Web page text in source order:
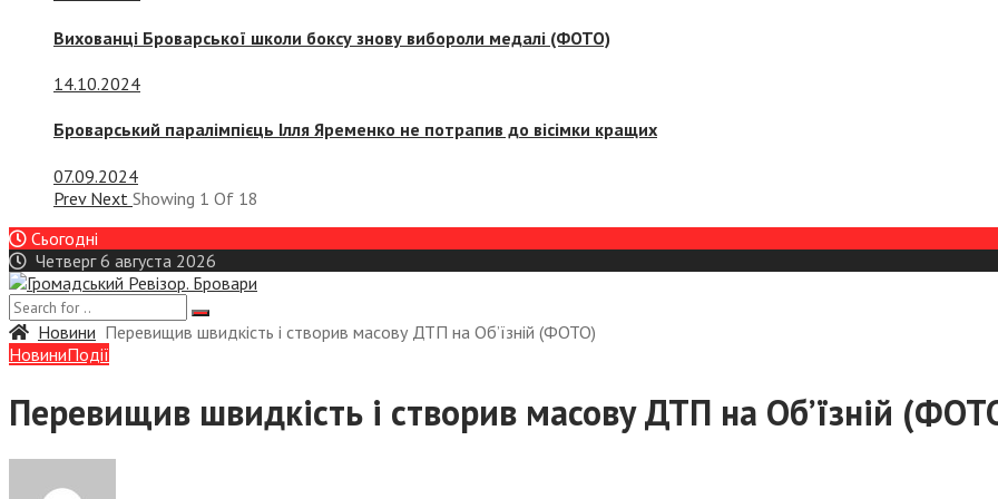
Вихованці Броварської школи боксу знову вибороли медалі (ФОТО)
14.10.2024
Броварський паралімпієць Ілля Яременко не потрапив до вісімки кращих
07.09.2024
Prev Next Showing 1 Of 18
Сьогодні
Четверг 6 августа 2026
Новини Перевищив швидкість і створив масову ДТП на Об’їзній (ФОТО)
НовиниПодії
Перевищив швидкість і створив масову ДТП на Об’їзній